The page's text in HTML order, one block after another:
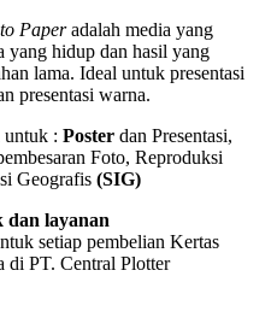
Paperadalah media yang
yang hidup dan hasil yang
lama. Ideal untuk presentasi
presentasi warna.
untuk : Poster dan Presentasi,
Foto, Reproduksi
Geografis (SIG)
dan layanan
setiap pembelian Kertas
di PT. Central Plotter